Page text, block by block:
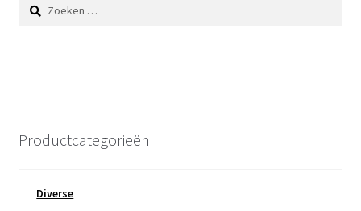
naar:
Productcategorieën
Diverse